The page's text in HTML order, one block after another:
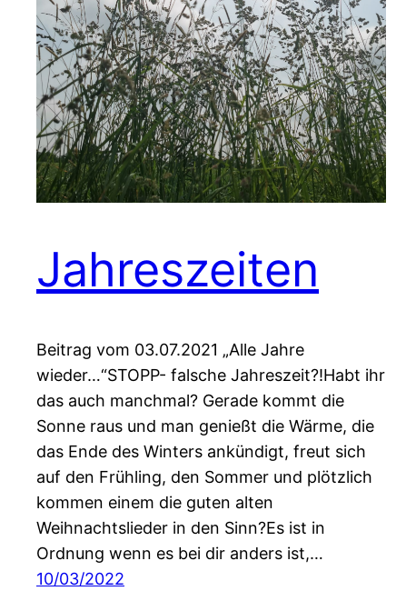
Jahreszeiten
Beitrag vom 03.07.2021 „Alle Jahre
wieder…“STOPP- falsche Jahreszeit?!Habt ihr
das auch manchmal? Gerade kommt die
Sonne raus und man genießt die Wärme, die
das Ende des Winters ankündigt, freut sich
auf den Frühling, den Sommer und plötzlich
kommen einem die guten alten
Weihnachtslieder in den Sinn?Es ist in
Ordnung wenn es bei dir anders ist,…
10/03/2022